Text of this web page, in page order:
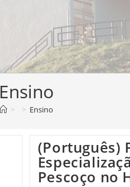
Ensino
> > Ensino
(Português)
Pescoço no